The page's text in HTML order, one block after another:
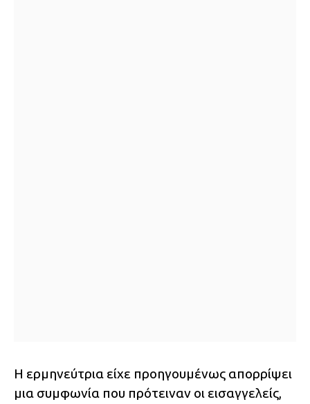
Η ερμηνεύτρια είχε προηγουμένως απορρίψει
μια συμφωνία που πρότειναν οι εισαγγελείς,